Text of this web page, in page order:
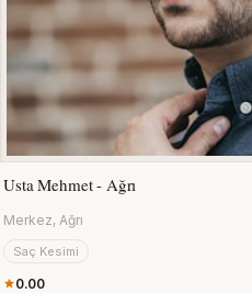
Usta Mehmet - Ağrı
Merkez, Ağrı
Saç Kesimi
0.00